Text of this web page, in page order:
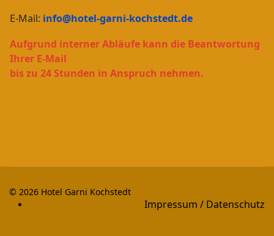
E-Mail: info@hotel-garni-kochstedt.de
Aufgrund interner Abläufe kann die Beantwortung
Ihrer E-Mail
bis zu 24 Stunden in Anspruch nehmen.
© 2026 Hotel Garni Kochstedt
Impressum / Datenschutz